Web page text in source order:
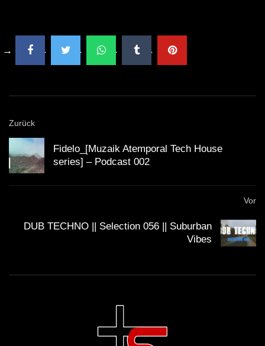
Zurück
Fidelo_[Muzaik Atemporal Tech House
series] – Podcast 002
Vor
DUB TECHNO || Selection 056 || Suburban
Vibes